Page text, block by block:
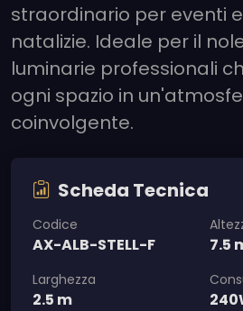
straordinario per eventi
natalizie. Ideale per il
luminarie professionali
ogni spazio in
coinvolgente.
Scheda Tecnica
Codice
AX-ALB-STELL-F 7.5
Larghezza
2.5 m